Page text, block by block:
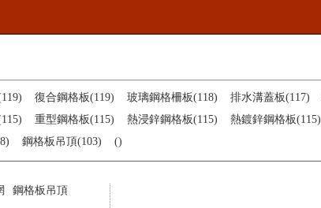
復合鋼格板(119) 玻璃鋼格柵板(118) 排水溝蓋板(117)
重型鋼格板(115) 熱浸鋅鋼格板(115) 熱鍍鋅鋼格板(115)
鋼格板吊頂(103) ()
鋼格板吊頂